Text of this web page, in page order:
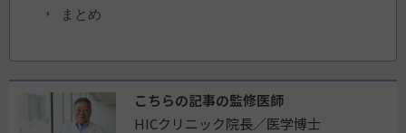
まとめ
こちらの記事の監修医師
HICクリニック院長／医学博士